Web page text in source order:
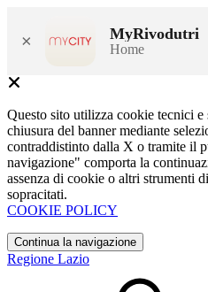
× MyRivodutri
Home
Questo sito utilizza cookie tecnici
chiusura del banner mediante
contraddistinto dalla X o tramite il
navigazione" comporta la
assenza di cookie o altri strumenti
sopracitati.
COOKIE POLICY
Continua la navigazione
Regione Lazio